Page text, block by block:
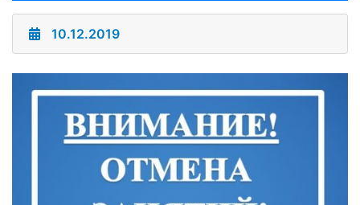
10.12.2019